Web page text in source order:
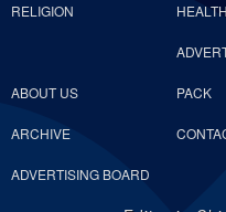
RELIGION HEALTH
ABOUT US PACK
ARCHIVE
ADVERTISING BOARD